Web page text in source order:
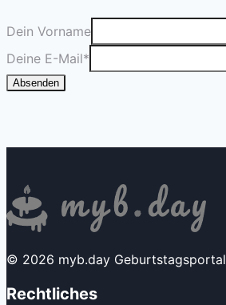
Dein Vorname
Deine E-Mail*
Absenden
© 2026 myb.day Geburtstagsportal
Rechtliches